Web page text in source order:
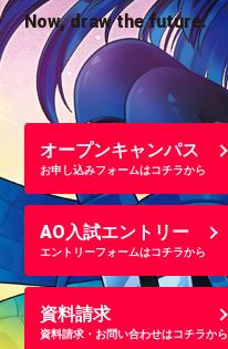
Now, draw the future.
オープンキャンパス
お申し込みフォームはコチラから
AO入試エントリー
エントリーフォームはコチラから
資料請求
資料請求・お問い合わせはコチラから